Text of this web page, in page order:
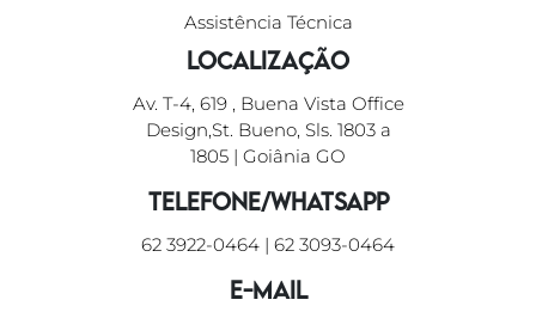
Assistência Técnica
Localização
Av. T-4, 619 , Buena Vista Office
Design,St. Bueno, Sls. 1803 a
1805 | Goiânia GO
Telefone/WhatsApp
62 3922-0464 | 62 3093-0464
E-mail